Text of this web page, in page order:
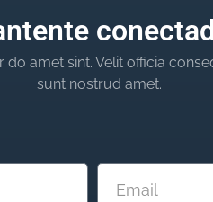
amet sint. Velit officia
sunt nostrud amet.